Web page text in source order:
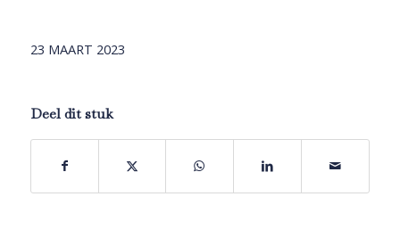
23 MAART 2023
Deel dit stuk